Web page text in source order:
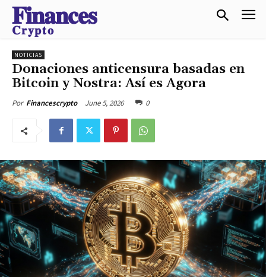
𝐅𝐢𝐧𝐚𝐧𝐜𝐞𝐬
𝐂𝐫𝐲𝐩𝐭𝐨
NOTICIAS
Donaciones anticensura basadas en
Bitcoin y Nostra: Así es Agora
Por Financescrypto June 5, 2026 0